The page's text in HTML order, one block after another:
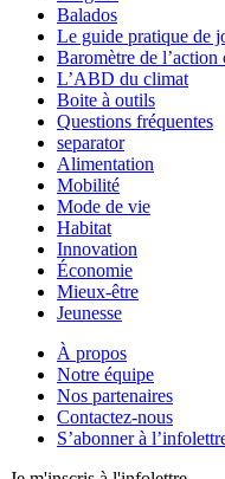
Balados
Le guide pratique de
Baromètre de
L’ABD du climat
Boite à outils
Questions fréquentes
separator
Alimentation
Mobilité
Mode de vie
Habitat
Innovation
Économie
Mieux-être
Jeunesse
À propos
Notre équipe
Nos partenaires
Contactez-nous
S’abonner à